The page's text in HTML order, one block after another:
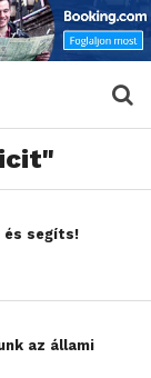
és segíts!
az állami